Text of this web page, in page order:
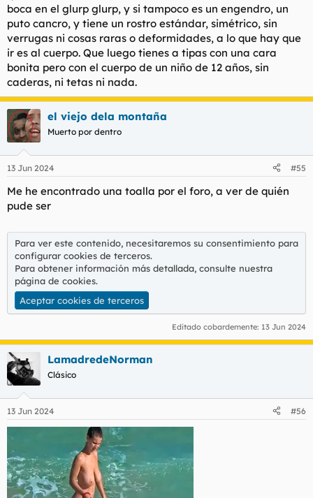
boca en el glurp glurp, y si tampoco es un engendro, un
puto cancro, y tiene un rostro estándar, simétrico, sin
verrugas ni cosas raras o deformidades, a lo que hay que
ir es al cuerpo. Que luego tienes a tipas con una cara
bonita pero con el cuerpo de un niño de 12 años, sin
caderas, ni tetas ni nada.
el viejo dela montaña
Muerto por dentro
13 Jun 2024 #55
Me he encontrado una toalla por el foro, a ver de quién
pude ser
Para ver este contenido, necesitaremos su consentimiento para
configurar cookies de terceros.
Para obtener información más detallada, consulte nuestra
página de cookies.
Aceptar cookies de terceros
Editado cobardemente: 13 Jun 2024
LamadredeNorman
Clásico
13 Jun 2024 #56